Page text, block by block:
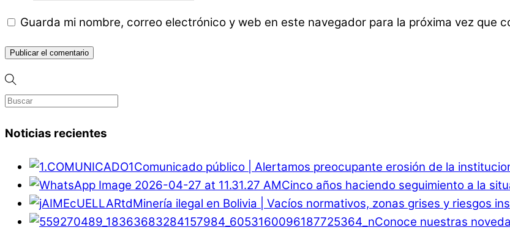
Guarda mi nombre, correo electrónico y web en este navegador para la próxima vez que
Noticias recientes
Comunicado público | Alertamos preocupante erosión de la
Cinco años haciendo seguimiento a la
Minería ilegal en Bolivia | Vacíos normativos, zonas grises y riesgos
Conoce nuestras